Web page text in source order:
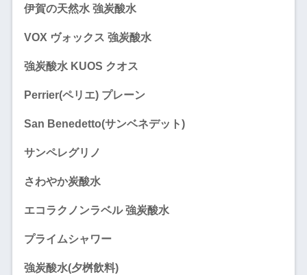
伊賀の天然水 強炭酸水
VOX ヴォックス 強炭酸水
強炭酸水 KUOS クオス
Perrier(ペリエ) プレーン
San Benedetto(サンベネデット)
サンペレグリノ
さわやか炭酸水
エコラクノンラベル 強炭酸水
プライムシャワー
強炭酸水(夕桝飲料)